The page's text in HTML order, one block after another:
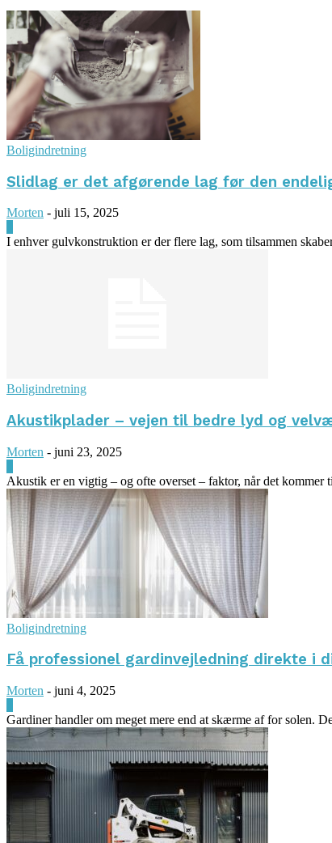
Boligindretning
Slidlag er det afgørende lag før den
Morten - juli 15, 2025
I enhver gulvkonstruktion er der flere lag, som tilsammen
Boligindretning
Akustikplader – vejen til bedre lyd og
Morten - juni 23, 2025
Akustik er en vigtig – og ofte overset – faktor, når det kommer
Boligindretning
Få professionel gardinvejledning direkte i
Morten - juni 4, 2025
Gardiner handler om meget mere end at skærme af for solen.